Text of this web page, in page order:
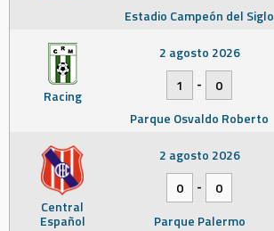
Estadio Campeón del Siglo
Racing
2 agosto 2026
1
-
0
Parque Osvaldo Roberto
Central
Español
2 agosto 2026
0
-
0
Parque Palermo